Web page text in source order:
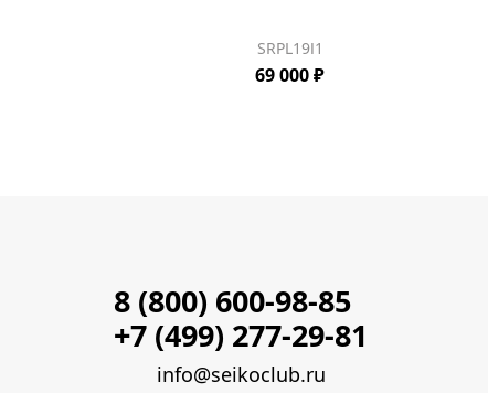
SRPL19J1
69 000 ₽
8 (800) 600-98-85
+7 (499) 277-29-81
info@seikoclub.ru